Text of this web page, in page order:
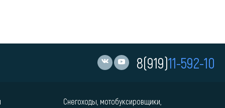
8(919)11-592-10
Снегоходы, мотобуксировщики,